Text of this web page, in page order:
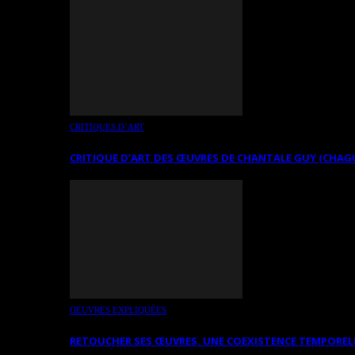
CRITIQUES D’ART
CRITIQUE D’ART DES ŒUVRES DE CHANTALE GUY
OEUVRES EXPLIQUÉES
RETOUCHER SES ŒUVRES. UNE COEXISTENCE